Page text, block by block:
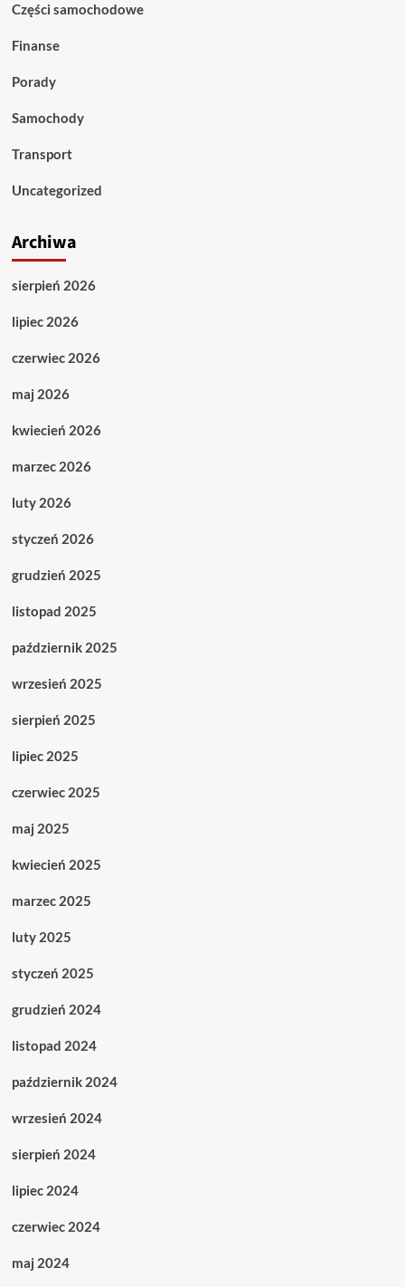
Części samochodowe
Finanse
Porady
Samochody
Transport
Uncategorized
Archiwa
sierpień 2026
lipiec 2026
czerwiec 2026
maj 2026
kwiecień 2026
marzec 2026
luty 2026
styczeń 2026
grudzień 2025
listopad 2025
październik 2025
wrzesień 2025
sierpień 2025
lipiec 2025
czerwiec 2025
maj 2025
kwiecień 2025
marzec 2025
luty 2025
styczeń 2025
grudzień 2024
listopad 2024
październik 2024
wrzesień 2024
sierpień 2024
lipiec 2024
czerwiec 2024
maj 2024